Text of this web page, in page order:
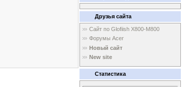
Друзья сайта
Сайт по Glofiish X800-M800
Форумы Acer
Новый сайт
New site
Статистика